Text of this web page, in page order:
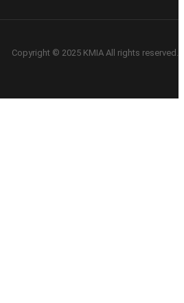
Copyright © 2025 KMIA All rights reserved.